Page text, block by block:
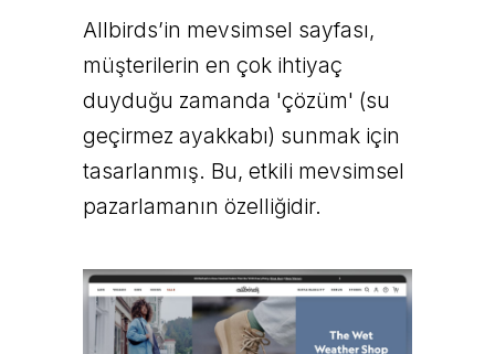
Allbirds’in mevsimsel sayfası,
müşterilerin en çok ihtiyaç
duyduğu zamanda 'çözüm' (su
geçirmez ayakkabı) sunmak için
tasarlanmış. Bu, etkili mevsimsel
pazarlamanın özelliğidir.